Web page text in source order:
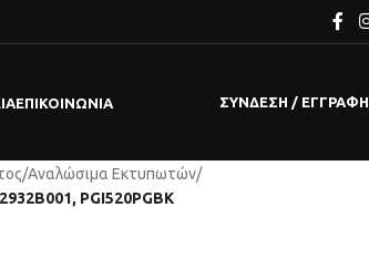
ΕΠΙΚΟΙΝΩΝΊΑ ΣΎΝΔΕΣΗ / ΕΓΓΡΑΦΉ
/Αναλώσιμα Εκτυπωτών/
PGI520PGBK